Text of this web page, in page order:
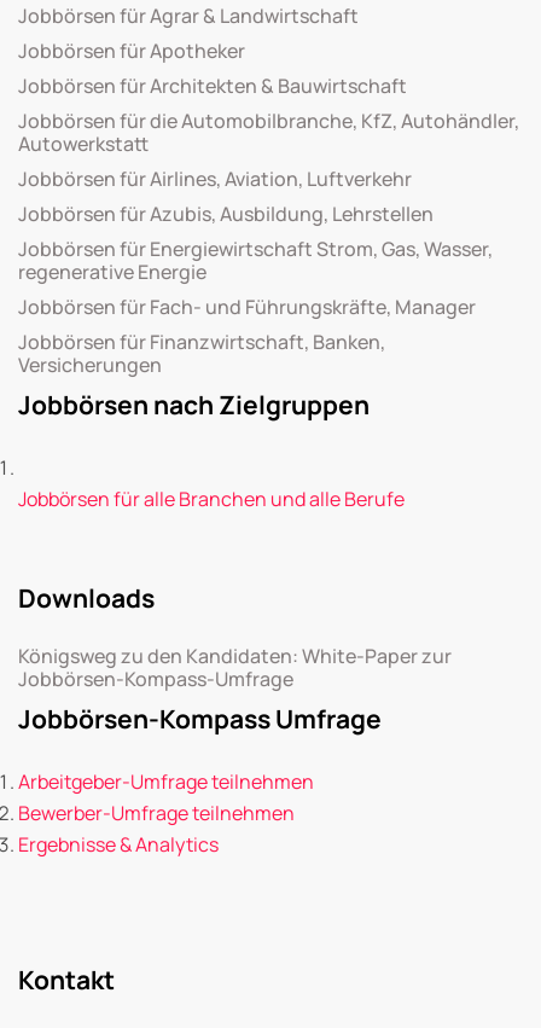
Jobbörsen für Agrar & Landwirtschaft
Jobbörsen für Apotheker
Jobbörsen für Architekten & Bauwirtschaft
Jobbörsen für die Automobilbranche, KfZ, Autohändler,
Autowerkstatt
Jobbörsen für Airlines, Aviation, Luftverkehr
Jobbörsen für Azubis, Ausbildung, Lehrstellen
Jobbörsen für Energiewirtschaft Strom, Gas, Wasser,
regenerative Energie
Jobbörsen für Fach- und Führungskräfte, Manager
Jobbörsen für Finanzwirtschaft, Banken,
Versicherungen
Jobbörsen nach Zielgruppen
Jobbörsen für alle Branchen und alle Berufe
Downloads
Königsweg zu den Kandidaten: White-Paper zur
Jobbörsen-Kompass-Umfrage
Jobbörsen-Kompass Umfrage
Arbeitgeber-Umfrage teilnehmen
Bewerber-Umfrage teilnehmen
Ergebnisse & Analytics
Kontakt